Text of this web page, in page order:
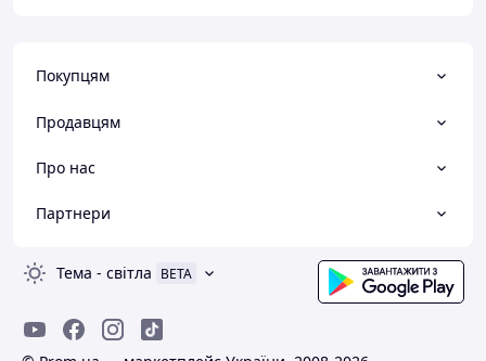
Покупцям
Продавцям
Про нас
Партнери
Тема - світла BETA